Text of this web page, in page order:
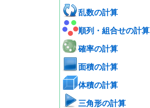
乱数の計算
順列・組合せの計算
確率の計算
面積の計算
体積の計算
三角形の計算